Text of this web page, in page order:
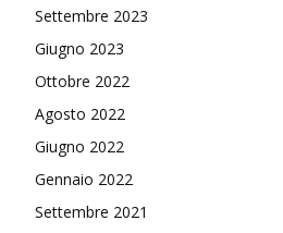
Settembre 2023
Giugno 2023
Ottobre 2022
Agosto 2022
Giugno 2022
Gennaio 2022
Settembre 2021